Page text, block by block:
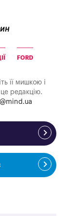
FORD
її мишкою і
редакцію.